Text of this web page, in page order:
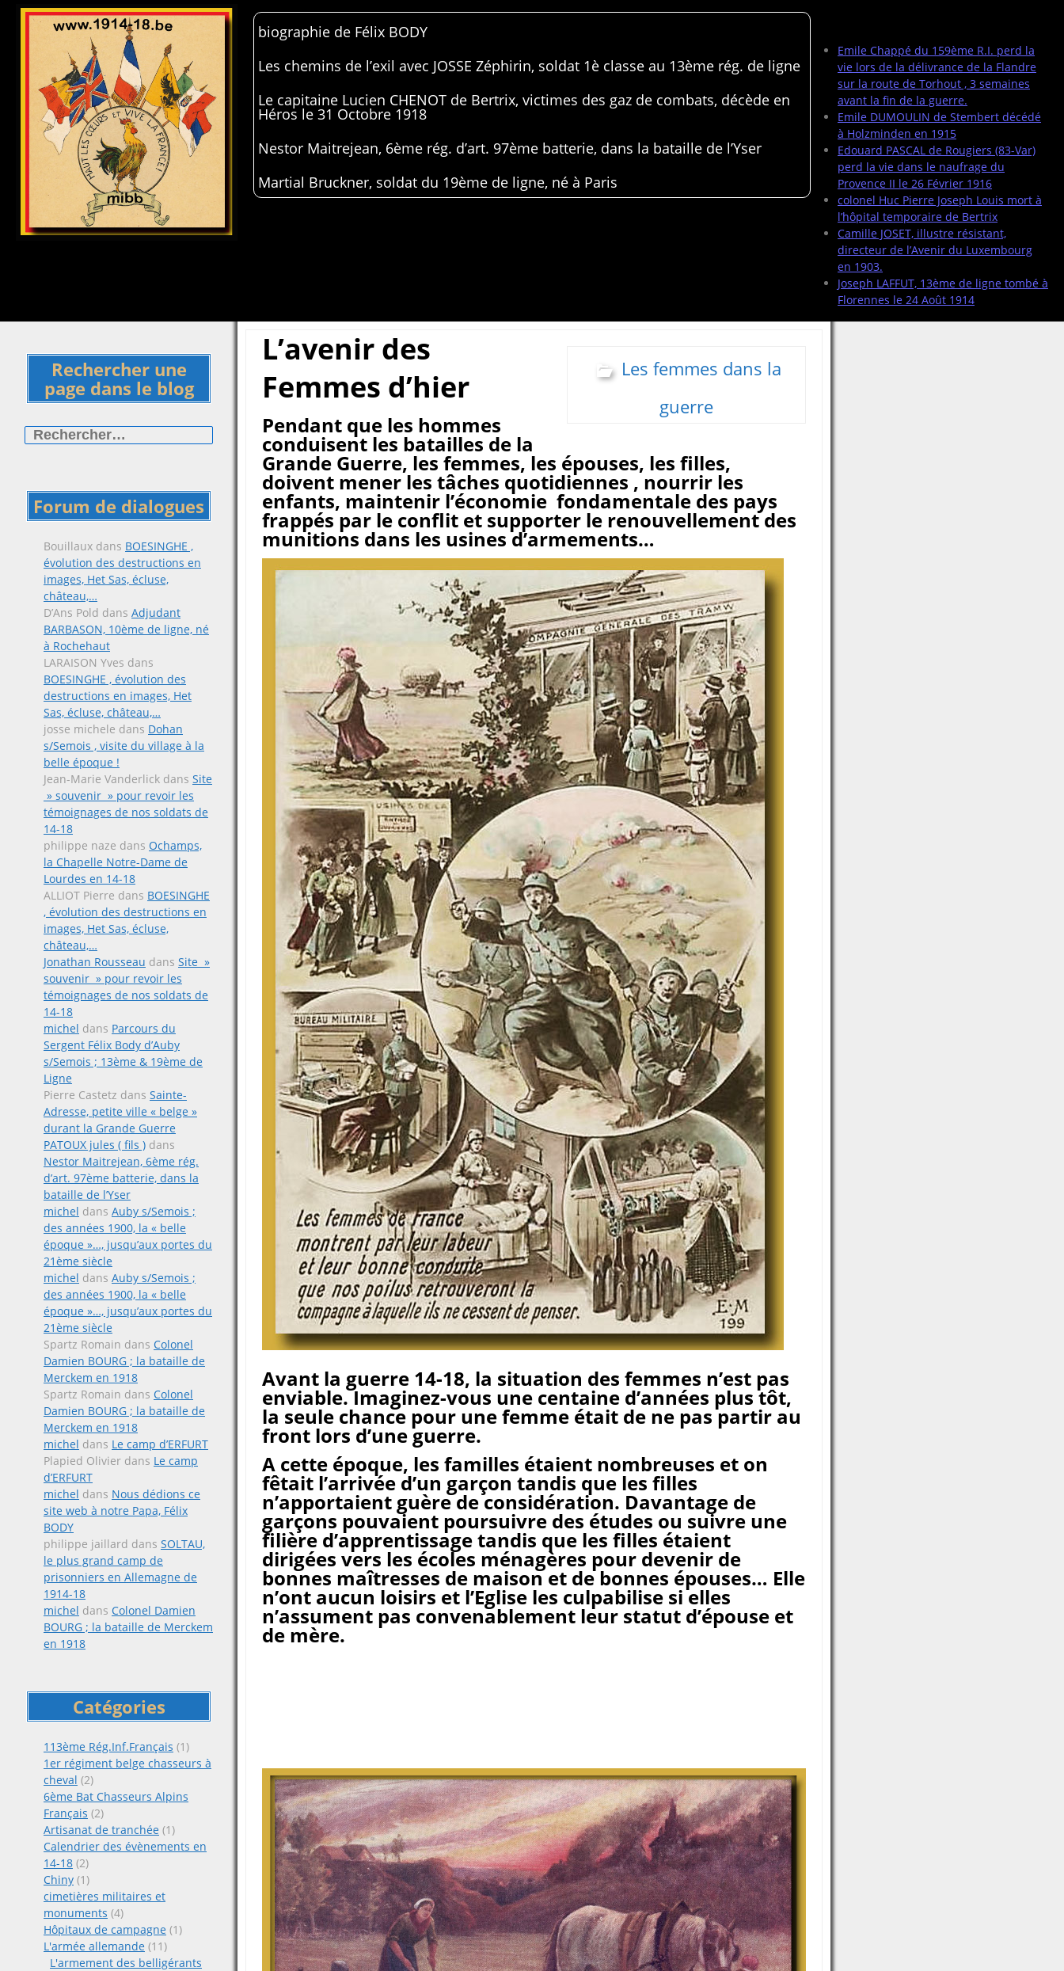
Emile Chappé du 159ème R.I. perd la
vie lors de la délivrance de la Flandre
sur la route de Torhout , 3 semaines
avant la fin de la guerre.
Emile DUMOULIN de Stembert décédé
à Holzminden en 1915
Edouard PASCAL de Rougiers (83-Var)
perd la vie dans le naufrage du
Provence II le 26 Février 1916
colonel Huc Pierre Joseph Louis mort à
l’hôpital temporaire de Bertrix
Camille JOSET, illustre résistant,
directeur de l’Avenir du Luxembourg
en 1903.
Joseph LAFFUT, 13ème de ligne tombé à
Florennes le 24 Août 1914
biographie de Félix BODY
Les chemins de l’exil avec JOSSE Zéphirin, soldat 1è classe au 13ème rég. de ligne
Le capitaine Lucien CHENOT de Bertrix, victimes des gaz de combats, décède en
Héros le 31 Octobre 1918
Nestor Maitrejean, 6ème rég. d’art. 97ème batterie, dans la bataille de l’Yser
Martial Bruckner, soldat du 19ème de ligne, né à Paris
Rechercher une
page dans le blog
Forum de dialogues
Bouillaux dans BOESINGHE ,
évolution des destructions en
images, Het Sas, écluse,
château,…
D’Ans Pold dans Adjudant
BARBASON, 10ème de ligne, né
à Rochehaut
LARAISON Yves dans
BOESINGHE , évolution des
destructions en images, Het
Sas, écluse, château,…
josse michele dans Dohan
s/Semois , visite du village à la
belle époque !
Jean-Marie Vanderlick dans Site
» souvenir » pour revoir les
témoignages de nos soldats de
14-18
philippe naze dans Ochamps,
la Chapelle Notre-Dame de
Lourdes en 14-18
ALLIOT Pierre dans BOESINGHE
, évolution des destructions en
images, Het Sas, écluse,
château,…
Jonathan Rousseau dans Site »
souvenir » pour revoir les
témoignages de nos soldats de
14-18
michel dans Parcours du
Sergent Félix Body d’Auby
s/Semois ; 13ème & 19ème de
Ligne
Pierre Castetz dans Sainte-
Adresse, petite ville « belge »
durant la Grande Guerre
PATOUX jules ( fils ) dans
Nestor Maitrejean, 6ème rég.
d’art. 97ème batterie, dans la
bataille de l’Yser
michel dans Auby s/Semois ;
des années 1900, la « belle
époque »…, jusqu’aux portes du
21ème siècle
michel dans Auby s/Semois ;
des années 1900, la « belle
époque »…, jusqu’aux portes du
21ème siècle
Spartz Romain dans Colonel
Damien BOURG ; la bataille de
Merckem en 1918
Spartz Romain dans Colonel
Damien BOURG ; la bataille de
Merckem en 1918
michel dans Le camp d’ERFURT
Plapied Olivier dans Le camp
d’ERFURT
michel dans Nous dédions ce
site web à notre Papa, Félix
BODY
philippe jaillard dans SOLTAU,
le plus grand camp de
prisonniers en Allemagne de
1914-18
michel dans Colonel Damien
BOURG ; la bataille de Merckem
en 1918
Catégories
113ème Rég.Inf.Français (1)
1er régiment belge chasseurs à
cheval (2)
6ème Bat Chasseurs Alpins
Français (2)
Artisanat de tranchée (1)
Calendrier des évènements en
14-18 (2)
Chiny (1)
cimetières militaires et
monuments (4)
Hôpitaux de campagne (1)
L'armée allemande (11)
L'armement des belligérants
Les femmes dans la
guerre
L’avenir des
Femmes d’hier
Pendant que les hommes
conduisent les batailles de la
Grande Guerre, les femmes, les épouses, les filles,
doivent mener les tâches quotidiennes , nourrir les
enfants, maintenir l’économie fondamentale des pays
frappés par le conflit et supporter le renouvellement des
munitions dans les usines d’armements…
Avant la guerre 14-18, la situation des femmes n’est pas
enviable. Imaginez-vous une centaine d’années plus tôt,
la seule chance pour une femme était de ne pas partir au
front lors d’une guerre.
A cette époque, les familles étaient nombreuses et on
fêtait l’arrivée d’un garçon tandis que les filles
n’apportaient guère de considération. Davantage de
garçons pouvaient poursuivre des études ou suivre une
filière d’apprentissage tandis que les filles étaient
dirigées vers les écoles ménagères pour devenir de
bonnes maîtresses de maison et de bonnes épouses… Elle
n’ont aucun loisirs et l’Eglise les culpabilise si elles
n’assument pas convenablement leur statut d’épouse et
de mère.